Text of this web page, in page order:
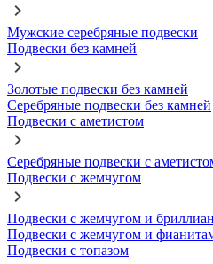
Мужские серебряные подвески
Подвески без камней
Золотые подвески без камней
Серебряные подвески без камней
Подвески с аметистом
Серебряные подвески с
Подвески с жемчугом
Подвески с жемчугом и
Подвески с жемчугом и
Подвески с топазом